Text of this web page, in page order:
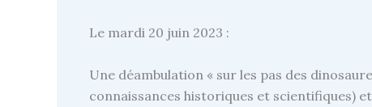
Le mardi 20 juin 2023 :
Une déambulation « sur les pas des
connaissances historiques et scientifiques)